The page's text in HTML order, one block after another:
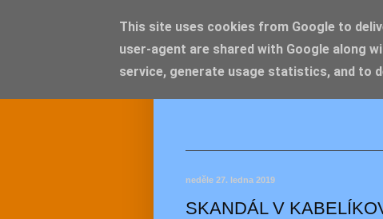
neděle 27. ledna 2019
SKANDÁL V
This site uses cookies from Google to
user-agent are shared with Google along
service, generate usage statistics, and to